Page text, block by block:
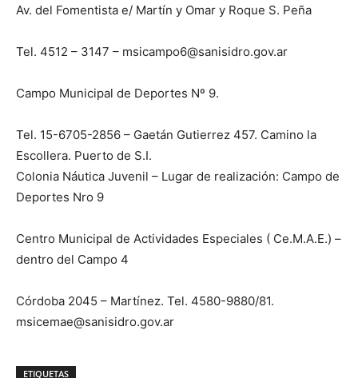
Av. del Fomentista e/ Martín y Omar y Roque S. Peña
Tel. 4512 – 3147 – msicampo6@sanisidro.gov.ar
Campo Municipal de Deportes Nº 9.
Tel. 15-6705-2856 – Gaetán Gutierrez 457. Camino la
Escollera. Puerto de S.I.
Colonia Náutica Juvenil – Lugar de realización: Campo de
Deportes Nro 9
Centro Municipal de Actividades Especiales ( Ce.M.A.E.) –
dentro del Campo 4
Córdoba 2045 – Martínez. Tel. 4580-9880/81.
msicemae@sanisidro.gov.ar
ETIQUETAS